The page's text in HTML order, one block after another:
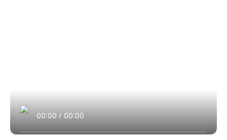
00:00 / 00:00